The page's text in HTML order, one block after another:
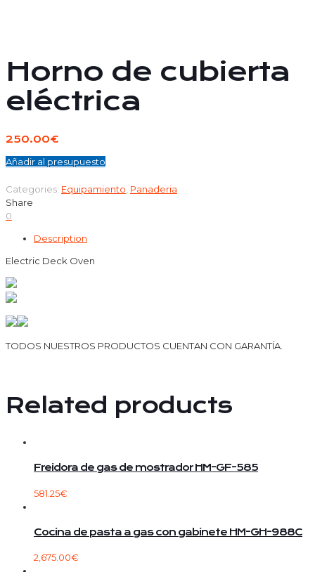
Horno de cubierta
eléctrica
250.00€
Añadir al presupuesto
Categories: Equipamiento, Panaderia
Share
0
Description
Electric Deck Oven
TODOS NUESTROS PRODUCTOS CUENTAN CON GARANTÍA.
Related products
Freidora de gas de mostrador HM-GF-585
581.25€
Cocina de pasta a gas con gabinete HM-GH-988C
2,675.00€